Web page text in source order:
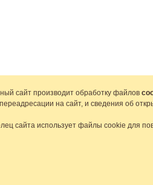
сайт производит обработку файлов
на сайт, и сведения об
сайта использует файлы cookie для